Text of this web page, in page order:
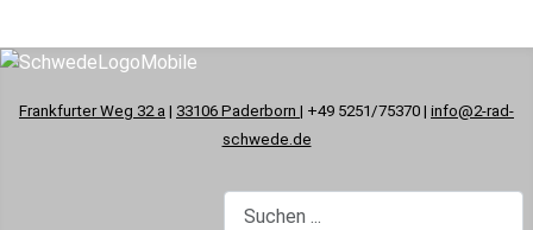
Frankfurter Weg 32 a | 33106 Paderborn | +49 5251/75370 | info@2-rad-
schwede.de